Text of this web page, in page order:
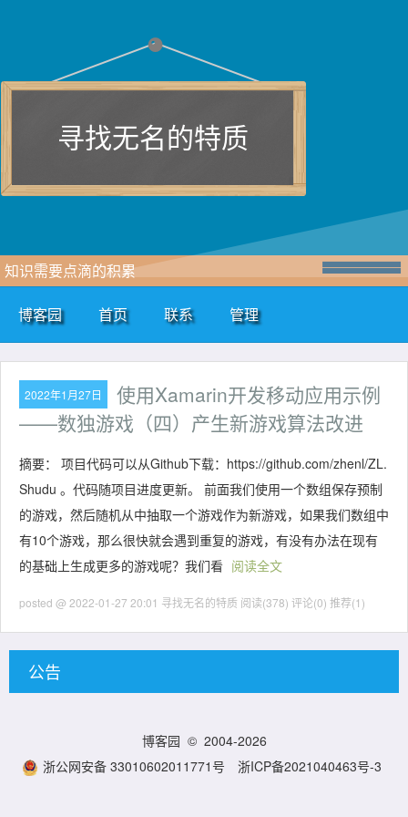
寻找无名的特质
知识需要点滴的积累
博客园 首页 联系 管理
2022年1月27日
使用Xamarin开发移动应用示例
——数独游戏（四）产生新游戏算法改进
摘要： 项目代码可以从Github下载：https://github.com/zhenl/ZL.
Shudu 。代码随项目进度更新。 前面我们使用一个数组保存预制
的游戏，然后随机从中抽取一个游戏作为新游戏，如果我们数组中
有10个游戏，那么很快就会遇到重复的游戏，有没有办法在现有
的基础上生成更多的游戏呢？我们看 阅读全文
posted @ 2022-01-27 20:01 寻找无名的特质 阅读(378) 评论(0) 推荐(1)
公告
博客园 © 2004-2026
浙公网安备 33010602011771号
浙ICP备2021040463号-3